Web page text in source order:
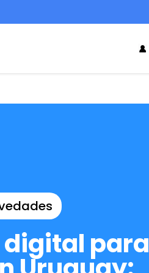
para